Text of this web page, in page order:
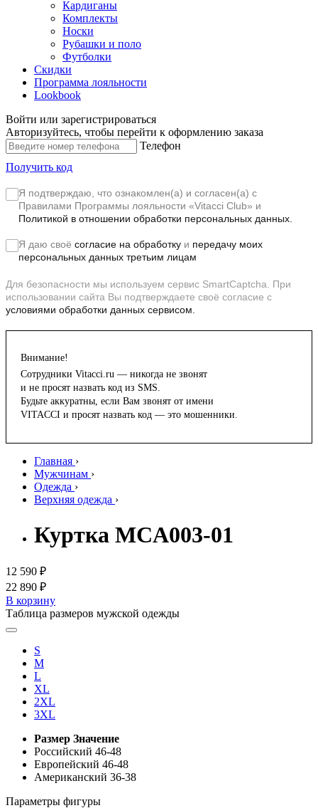
Кардиганы
Комплекты
Носки
Рубашки и поло
Футболки
Скидки
Программа лояльности
Lookbook
Войти или зарегистрироваться
Авторизуйтесь, чтобы перейти к оформлению заказа
Телефон
Получить код
Я подтверждаю, что ознакомлен(а) и согласен(а) с
Правилами Программы лояльности «Vitacci Club» и
Политикой в отношении обработки персональных данных.
Я даю своё согласие на обработку и передачу моих
персональных данных третьим лицам
Для безопасности мы используем сервис SmartCaptcha. При
использовании сайта Вы подтверждаете своё согласие с
условиями обработки данных сервисом.
Внимание!
Сотрудники Vitacci.ru — никогда не звонят
и не просят назвать код из SMS.
Будьте аккуратны, если Вам звонят от имени
VITACCI и просят назвать код — это мошенники.
Главная ›
Мужчинам ›
Одежда ›
Верхняя одежда ›
Куртка MCA003-01
12 590 ₽
22 890 ₽
В корзину
Таблица размеров мужской одежды
S
M
L
XL
2XL
3XL
Размер Значение
Российский 46-48
Европейский 46-48
Американский 36-38
Параметры фигуры